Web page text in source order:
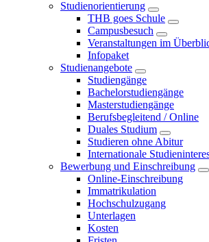
Studienorientierung
THB goes Schule
Campusbesuch
Veranstaltungen im
Infopaket
Studienangebote
Studiengänge
Bachelorstudiengänge
Masterstudiengänge
Berufsbegleitend / Online
Duales Studium
Studieren ohne Abitur
Internationale
Bewerbung und Einschreibung
Online-Einschreibung
Immatrikulation
Hochschulzugang
Unterlagen
Kosten